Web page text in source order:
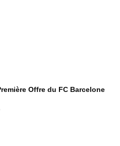
Offre du FC Barcelone